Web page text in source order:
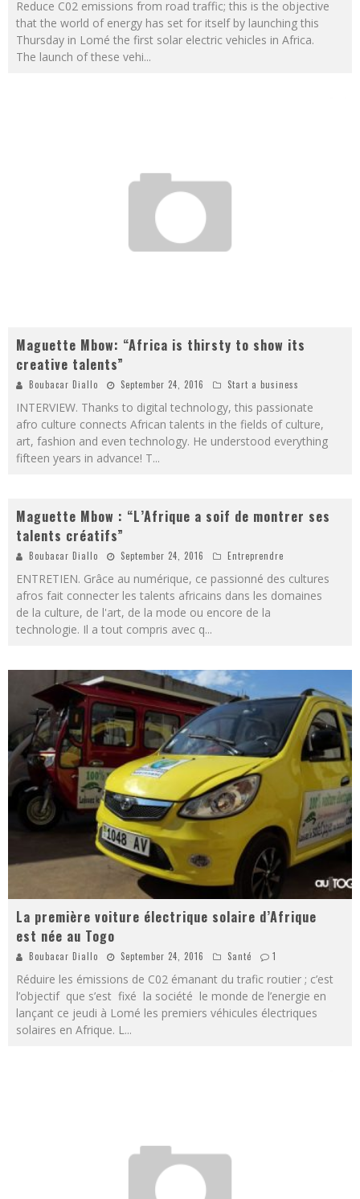
Reduce C02 emissions from road traffic; this is the objective
that the world of energy has set for itself by launching this
Thursday in Lomé the first solar electric vehicles in Africa.
The launch of these vehi...
Maguette Mbow: “Africa is thirsty to show its
creative talents”
Boubacar Diallo September 24, 2016 Start a business
INTERVIEW. Thanks to digital technology, this passionate
afro culture connects African talents in the fields of culture,
art, fashion and even technology. He understood everything
fifteen years in advance! T...
Maguette Mbow : “L’Afrique a soif de montrer ses
talents créatifs”
Boubacar Diallo September 24, 2016 Entreprendre
ENTRETIEN. Grâce au numérique, ce passionné des cultures
afros fait connecter les talents africains dans les domaines
de la culture, de l'art, de la mode ou encore de la
technologie. Il a tout compris avec q...
La première voiture électrique solaire d’Afrique
est née au Togo
Boubacar Diallo September 24, 2016 Santé 1
Réduire les émissions de C02 émanant du trafic routier ; c’est
l’objectif que s’est fixé la société le monde de l’energie en
lançant ce jeudi à Lomé les premiers véhicules électriques
solaires en Afrique. L...